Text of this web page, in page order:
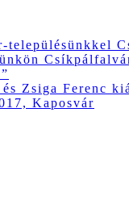
településünkkel
Zsiga Ferenc
Kaposvár